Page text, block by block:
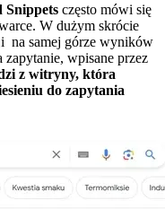
Snippets często mówi się
W dużym skrócie
na samej górze wyników
wpisane przez
z witryny, która
do zapytania